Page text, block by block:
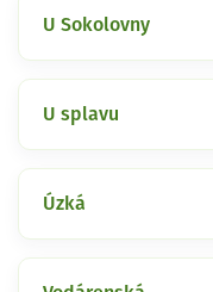
U Sokolovny
U splavu
Úzká